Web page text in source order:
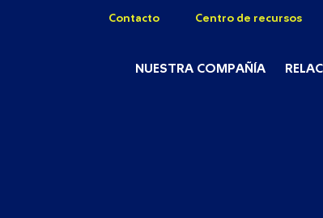
Contacto Centro de recursos
NUESTRA COMPAÑÍA